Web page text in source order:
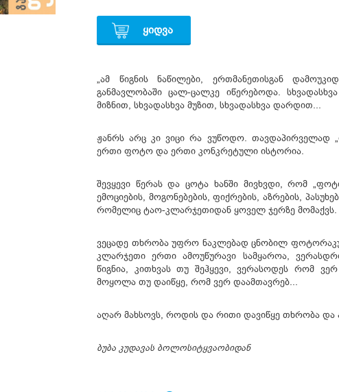
ᲧᲘᲓᲕᲐ
„ამ წიგნის ნაწილები, ერთმანეთისგან
განმავლობაში ცალ-ცალკე იწერებოდა.
მიზნით, სხვადასხვა მუზით, სხვადასხვა დარდით...
ჟანრს არც კი ვიცი რა ვუწოდო. თავდაპირველად
ერთი ფოტო და ერთი კონკრეტული ისტორია.
შევყევი წერას და ცოტა ხანში მივხვდი, რომ
ემოციების, მოგონებების, ფიქრების, აზრების,
რომელიც ტაო-კლარჯეთიდან ყოველ ჯერზე მომაქვს.
ვეცადე თხრობა უფრო ნაკლებად ცნობილ
კლარჯეთი ერთი ამოუწურავი სამყაროა,
წიგნია, კითხვას თუ შეჰყევი, ვერასოდეს რომ
მოყოლა თუ დაიწყე, რომ ვერ დაამთავრებ...
აღარ მახსოვს, როდის და რითი დავიწყე თხრობა და
ბუბა კუდავას ბოლოსიტყვაობიდან